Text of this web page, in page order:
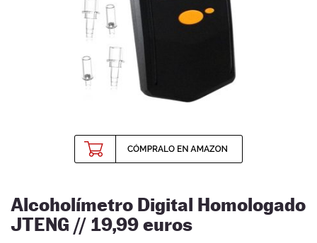
Alcoholímetro Digital Homologado
JTENG // 19,99euros